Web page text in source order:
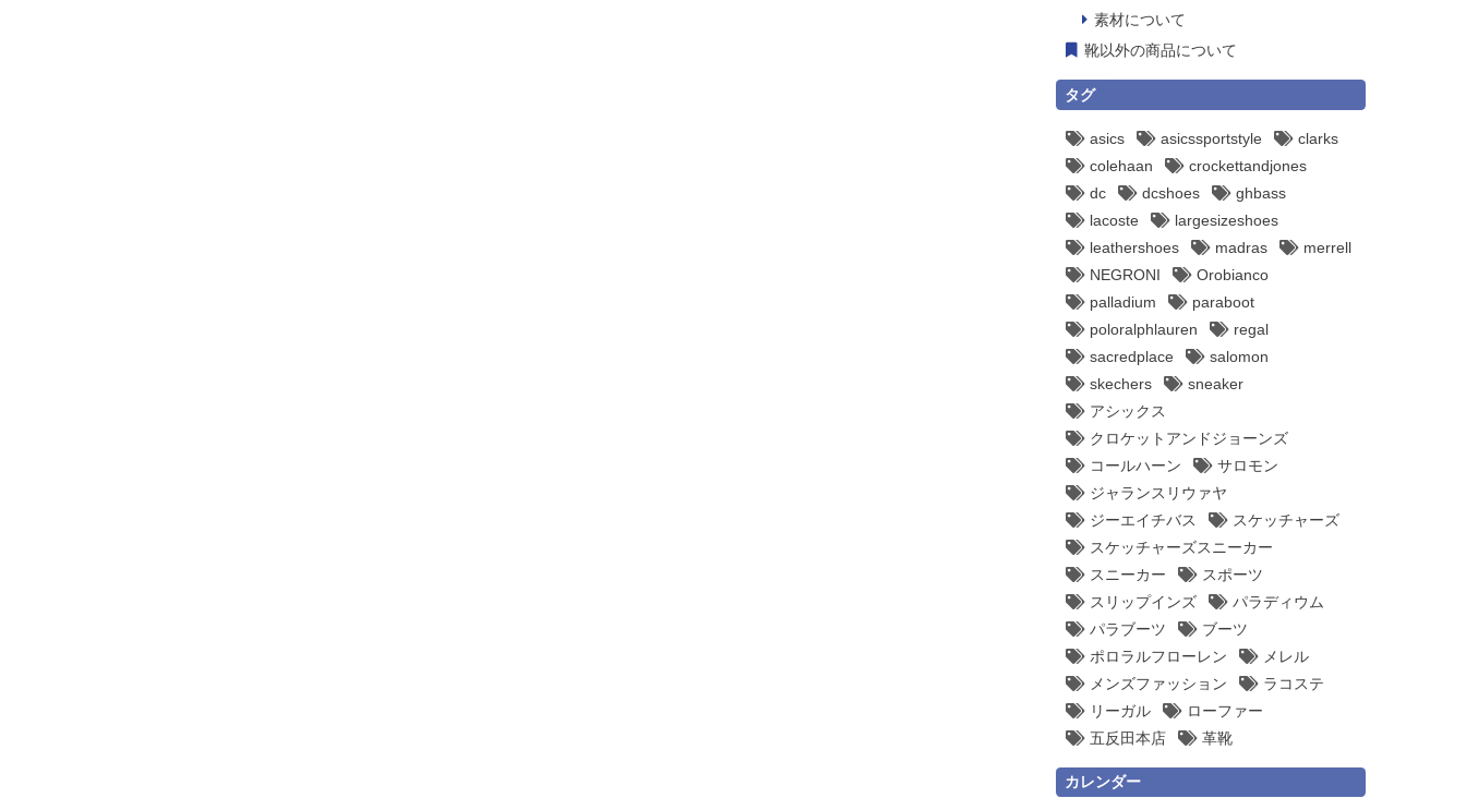
素材について
靴以外の商品について
タグ
asics asicssportstyle
clarks
colehaan
crockettandjones
dc
dcshoes
ghbass
lacoste
largesizeshoes
leathershoes
madras
merrell
NEGRONI
Orobianco
palladium
paraboot
poloralphlauren
regal
sacredplace
salomon
skechers
sneaker
アシックス
クロケットアンドジョーンズ
コールハーン
サロモン
ジャランスリウァヤ
ジーエイチバス
スケッチャーズ
スケッチャーズスニーカー
スニーカー
スポーツ
スリップインズ
パラディウム
パラブーツ
ブーツ
ポロラルフローレン
メレル
メンズファッション
ラコステ
リーガル
ローファー
五反田本店
革靴
カレンダー